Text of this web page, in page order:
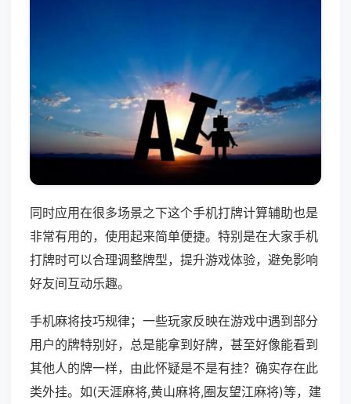
同时应用在很多场景之下这个手机打牌计算辅助也是
非常有用的，使用起来简单便捷。特别是在大家手机
打牌时可以合理调整牌型，提升游戏体验，避免影响
好友间互动乐趣。
手机麻将技巧规律；一些玩家反映在游戏中遇到部分
用户的牌特别好，总是能拿到好牌，甚至好像能看到
其他人的牌一样，由此怀疑是不是有挂？确实存在此
类外挂。如(天涯麻将,黄山麻将,圈友望江麻将)等，建